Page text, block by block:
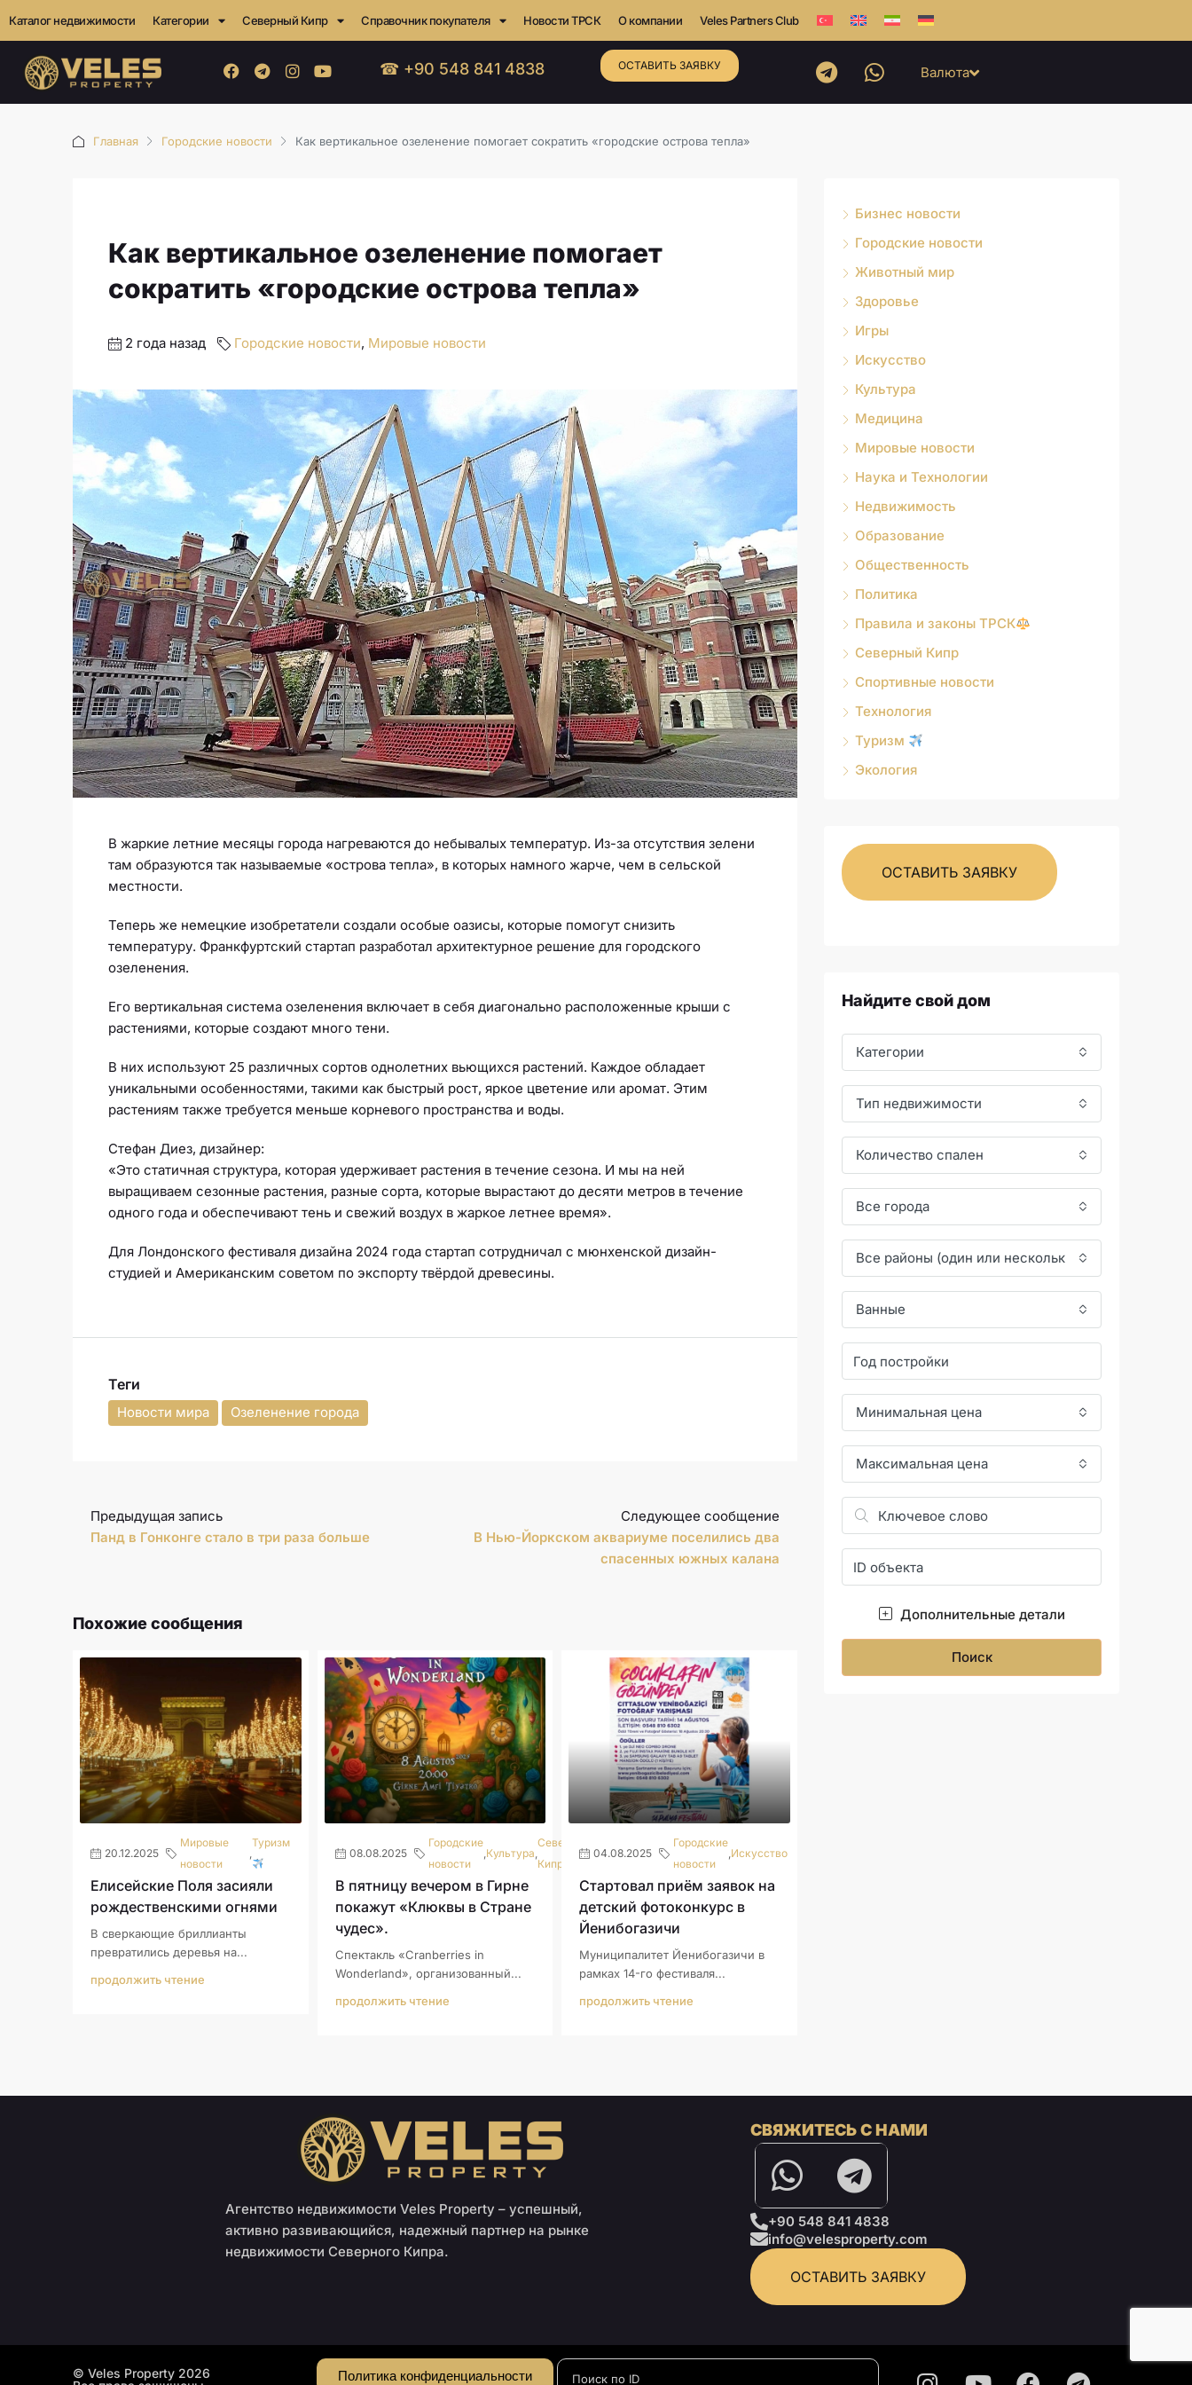
Каталог недвижимости Категории Северный Кипр Справочник покупателя Новости ТРСК О компании Veles Partners Club
☎ +90 548 841 4838 ОСТАВИТЬ ЗАЯВКУ Валюта
Главная Городские новости Как вертикальное озеленение помогает сократить «городские острова тепла»
Как вертикальное озеленение помогает
сократить «городские острова тепла»
2 года назад Городские новости, Мировые новости
В жаркие летние месяцы города нагреваются до небывалых температур. Из-за отсутствия зелени
там образуются так называемые «острова тепла», в которых намного жарче, чем в сельской
местности.
Теперь же немецкие изобретатели создали особые оазисы, которые помогут снизить
температуру. Франкфуртский стартап разработал архитектурное решение для городского
озеленения.
Его вертикальная система озеленения включает в себя диагонально расположенные крыши с
растениями, которые создают много тени.
В них используют 25 различных сортов однолетних вьющихся растений. Каждое обладает
уникальными особенностями, такими как быстрый рост, яркое цветение или аромат. Этим
растениям также требуется меньше корневого пространства и воды.
Стефан Диез, дизайнер:
«Это статичная структура, которая удерживает растения в течение сезона. И мы на ней
выращиваем сезонные растения, разные сорта, которые вырастают до десяти метров в течение
одного года и обеспечивают тень и свежий воздух в жаркое летнее время».
Для Лондонского фестиваля дизайна 2024 года стартап сотрудничал с мюнхенской дизайн-
студией и Американским советом по экспорту твёрдой древесины.
Теги
Новости мира Озеленение города
Предыдущая запись
Панд в Гонконге стало в три раза больше
Следующее сообщение
В Нью-Йоркском аквариуме поселились два
спасенных южных калана
Похожие сообщения
20.12.2025
Мировые
новости
Туризм
Елисейские Поля засияли
рождественскими огнями
В сверкающие бриллианты
превратились деревья на...
продолжить чтение
08.08.2025
Городские
новости
Культура
Северный
Кипр
В пятницу вечером в Гирне
покажут «Клюквы в Стране
чудес».
Спектакль «Cranberries in
Wonderland», организованный...
продолжить чтение
04.08.2025
Городские
новости
Искусство
Стартовал приём заявок на
детский фотоконкурс в
Йенибогазичи
Муниципалитет Йенибогазичи в
рамках 14-го фестиваля...
продолжить чтение
Бизнес новости
Городские новости
Животный мир
Здоровье
Игры
Искусство
Культура
Медицина
Мировые новости
Наука и Технологии
Недвижимость
Образование
Общественность
Политика
Правила и законы ТРСК
Северный Кипр
Спортивные новости
Технология
Туризм
Экология
ОСТАВИТЬ ЗАЯВКУ
Найдите свой дом
Категории
Тип недвижимости
Количество спален
Все города
Все районы (один или несколько)
Ванные
Минимальная цена
Максимальная цена
Дополнительные детали
Поиск
Агентство недвижимости Veles Property – успешный,
активно развивающийся, надежный партнер на рынке
недвижимости Северного Кипра.
СВЯЖИТЕСЬ С НАМИ
+90 548 841 4838
info@velesproperty.com
ОСТАВИТЬ ЗАЯВКУ
© Veles Property 2026
Политика конфиденциальности